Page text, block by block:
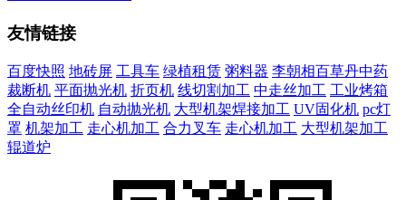
友情链接
百度快照 地砖屏 工具车 绿植租赁 粥料器 李朝相百草丹中药
裁断机 平面抛光机 折页机 线切割加工 中走丝加工 工业烤箱
全自动丝印机 自动抛光机 大型机架焊接加工 UV固化机 pc灯
罩 机架加工 走心机加工 合力叉车 走心机加工 大型机架加工
辊道炉